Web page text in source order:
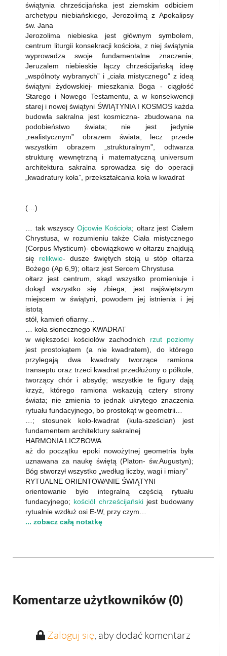
świątynia chrześcijańska jest ziemskim odbiciem
archetypu niebiańskiego, Jerozolimą z Apokalipsy
św. Jana
Jerozolima niebieska jest głównym symbolem,
centrum liturgii konsekracji kościoła, z niej świątynia
wyprowadza swoje fundamentalne znaczenie;
Jeruzalem niebieskie łączy chrześcijańską ideę
„wspólnoty wybranych” i „ciała mistycznego” z ideą
świątyni żydowskiej- mieszkania Boga - ciągłość
Starego i Nowego Testamentu, a w konsekwencji
starej i nowej świątyni ŚWIĄTYNIA I KOSMOS każda
budowla sakralna jest kosmiczna- zbudowana na
podobieństwo świata; nie jest jedynie
„realistycznym” obrazem świata, lecz przede
wszystkim obrazem „strukturalnym”, odtwarza
strukturę wewnętrzną i matematyczną universum
architektura sakralna sprowadza się do operacji
„kwadratury koła”, przekształcania koła w kwadrat
(…)
… tak wszyscy Ojcowie Kościoła; ołtarz jest Ciałem
Chrystusa, w rozumieniu także Ciała mistycznego
(Corpus Mysticum)- obowiązkowo w ołtarzu znajdują
się relikwie- dusze świętych stoją u stóp ołtarza
Bożego (Ap 6,9); ołtarz jest Sercem Chrystusa
ołtarz jest centrum, skąd wszystko promieniuje i
dokąd wszystko się zbiega; jest najświętszym
miejscem w świątyni, powodem jej istnienia i jej
istotą
stół, kamień ofiarny…
… koła słonecznego KWADRAT
w większości kościołów zachodnich rzut poziomy
jest prostokątem (a nie kwadratem), do którego
przylegają dwa kwadraty tworzące ramiona
transeptu oraz trzeci kwadrat przedłużony o półkole,
tworzący chór i absydę; wszystkie te figury dają
krzyż, którego ramiona wskazują cztery strony
świata; nie zmienia to jednak ukrytego znaczenia
rytuału fundacyjnego, bo prostokąt w geometrii…
…; stosunek koło-kwadrat (kula-sześcian) jest
fundamentem architektury sakralnej
HARMONIA LICZBOWA
aż do początku epoki nowożytnej geometria była
uznawana za naukę świętą (Platon- św.Augustyn);
Bóg stworzył wszystko „według liczby, wagi i miary”
RYTUALNE ORIENTOWANIE ŚWIĄTYNI
orientowanie było integralną częścią rytuału
fundacyjnego; kościół chrześcijańskijest budowany
rytualnie wzdłuż osi E-W, przy czym…
... zobacz całą notatkę
Komentarze użytkowników (0)
Zaloguj się, aby dodać komentarz